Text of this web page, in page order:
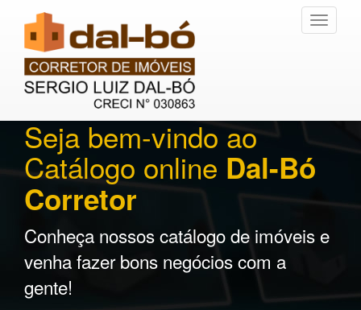
Toggle
Seja bem-vindo ao
Catálogo online Dal-Bó
Corretor
Conheça nossos catálogo de imóveis e
venha fazer bons negócios com a
gente!